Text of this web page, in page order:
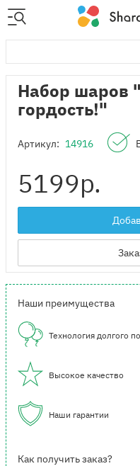
Набор шаров
гордость!"
Артикул: 14916
5199р.
Наши преимущества
Технология долгого
Высокое качество
Наши гарантии
Как получить заказ?